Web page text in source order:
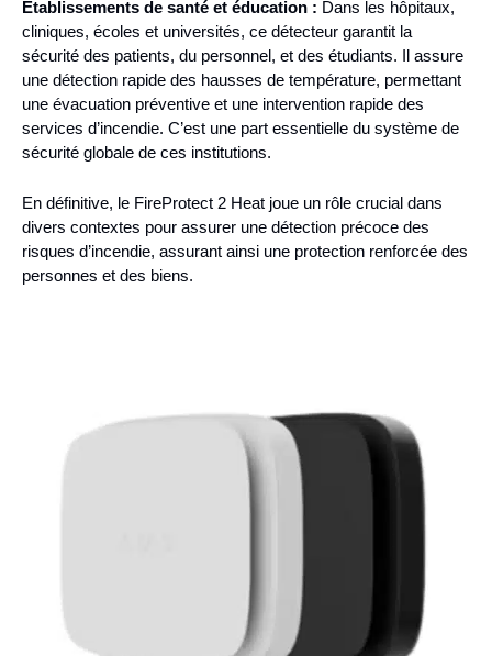
Établissements de santé et éducation : Dans les hôpitaux,
cliniques, écoles et universités, ce détecteur garantit la
sécurité des patients, du personnel, et des étudiants. Il assure
une détection rapide des hausses de température, permettant
une évacuation préventive et une intervention rapide des
services d’incendie. C’est une part essentielle du système de
sécurité globale de ces institutions.
En définitive, le FireProtect 2 Heat joue un rôle crucial dans
divers contextes pour assurer une détection précoce des
risques d’incendie, assurant ainsi une protection renforcée des
personnes et des biens.